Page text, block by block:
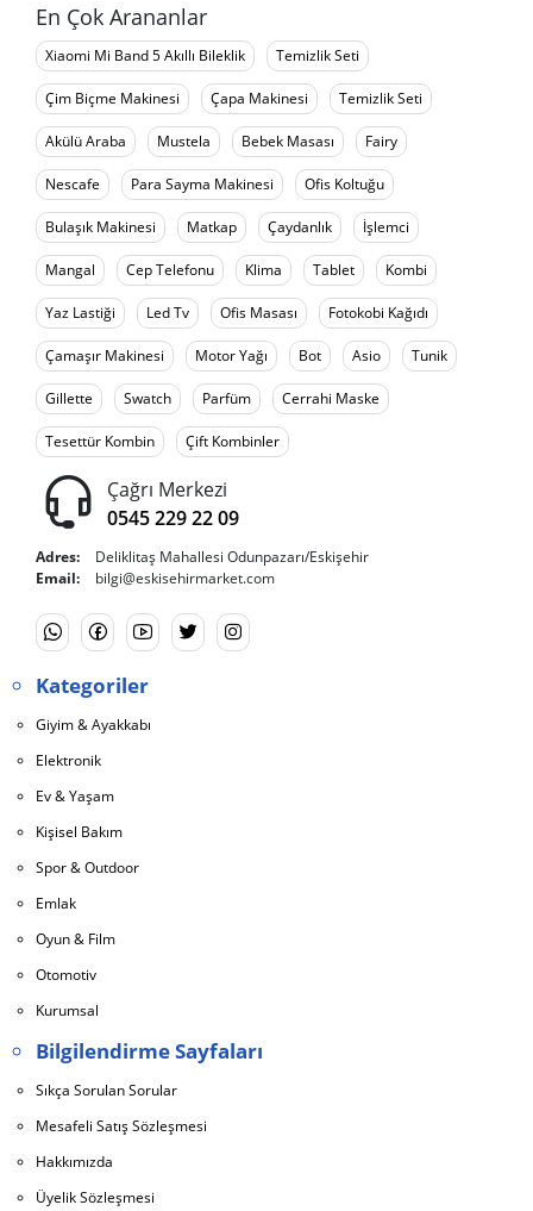
En Çok Arananlar
Xiaomi Mi Band 5 Akıllı Bileklik Temizlik Seti
Çim Biçme Makinesi Çapa Makinesi Temizlik Seti
Akülü Araba Mustela Bebek Masası Fairy
Nescafe Para Sayma Makinesi Ofis Koltuğu
Bulaşık Makinesi Matkap Çaydanlık İşlemci
Mangal Cep Telefonu Klima Tablet Kombi
Yaz Lastiği Led Tv Ofis Masası Fotokobi Kağıdı
Çamaşır Makinesi Motor Yağı Bot Asio Tunik
Gillette Swatch Parfüm Cerrahi Maske
Tesettür Kombin Çift Kombinler
Çağrı Merkezi
0545 229 22 09
Adres:
Deliklitaş Mahallesi Odunpazarı/Eskişehir
Email:
bilgi@eskisehirmarket.com
Kategoriler
Giyim & Ayakkabı
Elektronik
Ev & Yaşam
Kişisel Bakım
Spor & Outdoor
Emlak
Oyun & Film
Otomotiv
Kurumsal
Bilgilendirme Sayfaları
Sıkça Sorulan Sorular
Mesafeli Satış Sözleşmesi
Hakkımızda
Üyelik Sözleşmesi